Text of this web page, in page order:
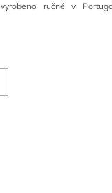
vyrobeno ručně v